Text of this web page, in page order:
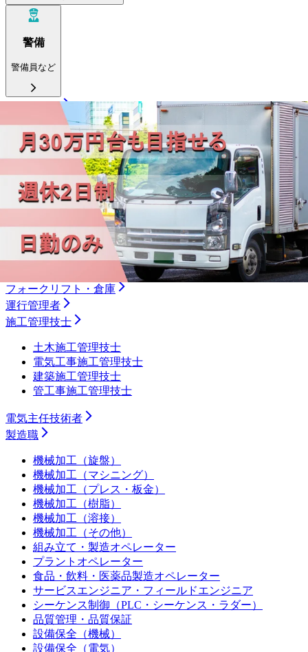
警備
警備員など
ドライバー
大型トラック
中型トラック
準中型トラック
小型トラック
ダンプ
トレーラー
バス
ルート配送
長距離
フォークリフト・倉庫
運行管理者
施工管理技士
土木施工管理技士
電気工事施工管理技士
建築施工管理技士
管工事施工管理技士
電気主任技術者
製造職
機械加工（旋盤）
機械加工（マシニング）
機械加工（プレス・板金）
機械加工（樹脂）
機械加工（溶接）
機械加工（その他）
組み立て・製造オペレーター
プラントオペレーター
食品・飲料・医薬品製造オペレーター
サービスエンジニア・フィールドエンジニア
シーケンス制御（PLC・シーケンス・ラダー）
品質管理・品質保証
設備保全（機械）
設備保全（電気）